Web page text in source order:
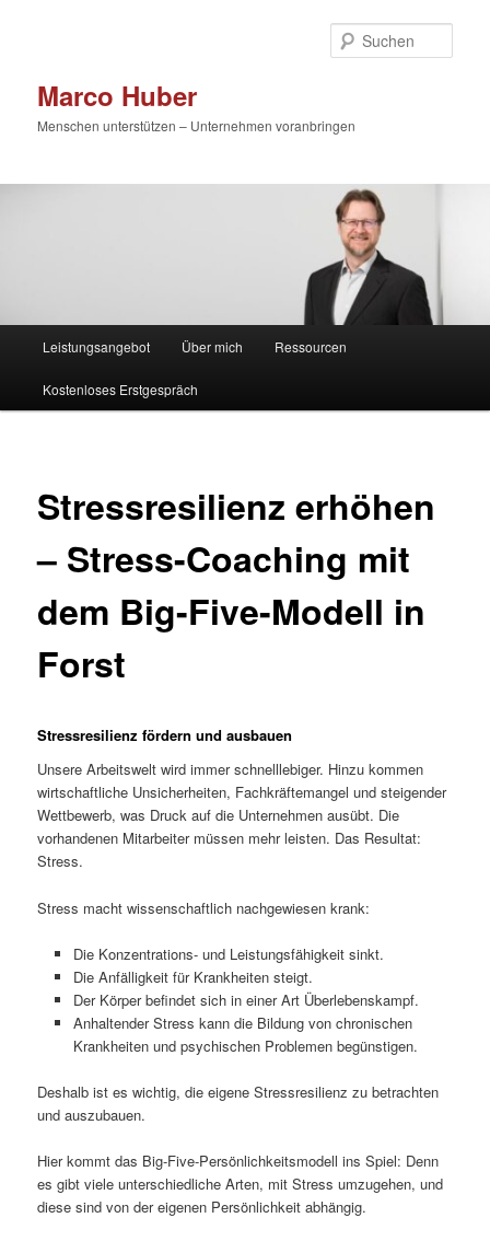
Marco Huber
Menschen unterstützen – Unternehmen voranbringen
Leistungsangebot Über mich Ressourcen
Kostenloses Erstgespräch
Stressresilienz erhöhen
– Stress-Coaching mit
dem Big-Five-Modell in
Forst
Stressresilienz fördern und ausbauen
Unsere Arbeitswelt wird immer schnelllebiger. Hinzu kommen
wirtschaftliche Unsicherheiten, Fachkräftemangel und steigender
Wettbewerb, was Druck auf die Unternehmen ausübt. Die
vorhandenen Mitarbeiter müssen mehr leisten. Das Resultat:
Stress.
Stress macht wissenschaftlich nachgewiesen krank:
Die Konzentrations- und Leistungsfähigkeit sinkt.
Die Anfälligkeit für Krankheiten steigt.
Der Körper befindet sich in einer Art Überlebenskampf.
Anhaltender Stress kann die Bildung von chronischen
Krankheiten und psychischen Problemen begünstigen.
Deshalb ist es wichtig, die eigene Stressresilienz zu betrachten
und auszubauen.
Hier kommt das Big-Five-Persönlichkeitsmodell ins Spiel: Denn
es gibt viele unterschiedliche Arten, mit Stress umzugehen, und
diese sind von der eigenen Persönlichkeit abhängig.